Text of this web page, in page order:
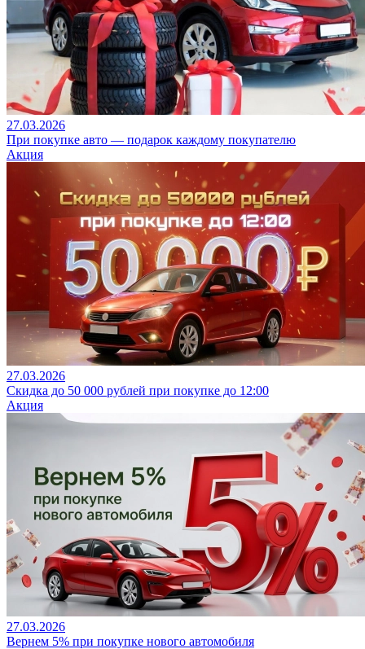
27.03.2026
При покупке авто — подарок каждому покупателю
Акция
27.03.2026
Скидка до 50 000 рублей при покупке до 12:00
Акция
27.03.2026
Вернем 5% при покупке нового автомобиля